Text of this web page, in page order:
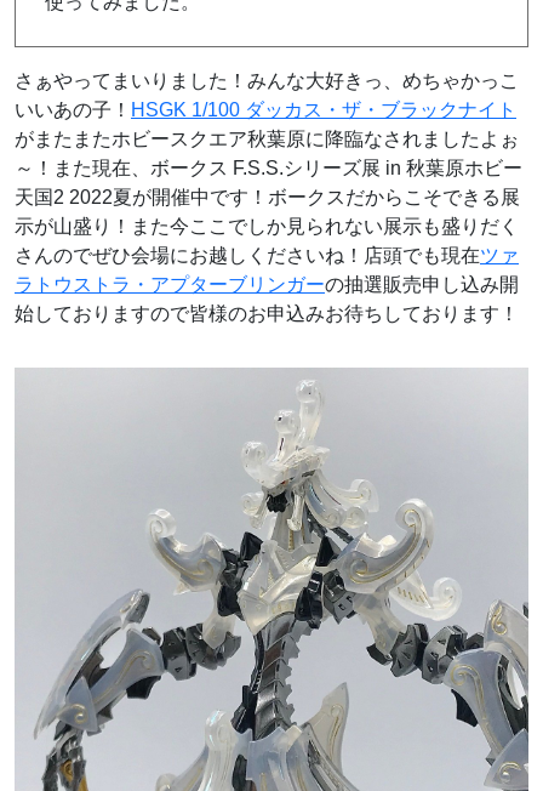
さぁやってまいりました！みんな大好きっ、めちゃかっこ
いいあの子！ HSGK 1/100 ダッカス・ザ・ブラックナイト
がまたまたホビースクエア秋葉原に降臨なされましたよぉ
～！また現在、ボークス F.S.S.シリーズ展 in 秋葉原ホビー
天国2 2022夏が開催中です！ボークスだからこそできる展
示が山盛り！また今ここでしか見られない展示も盛りだく
さんのでぜひ会場にお越しくださいね！店頭でも現在ツァ
ラトウストラ・アプターブリンガーの抽選販売申し込み開
始しておりますので皆様のお申込みお待ちしております！